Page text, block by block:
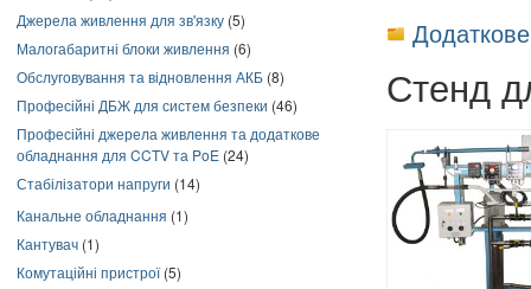
Джерела живлення для зв'язку (5)
Малогабаритні блоки живлення (6)
Обслуговування та відновлення АКБ (8)
Професійні ДБЖ для систем безпеки (46)
Професійні джерела живлення та додаткове
обладнання для CCTV та PoE (24)
Стабілізатори напруги (14)
Канальне обладнання (1)
Кантувач (1)
Комутаційні пристрої(5)
Стенд